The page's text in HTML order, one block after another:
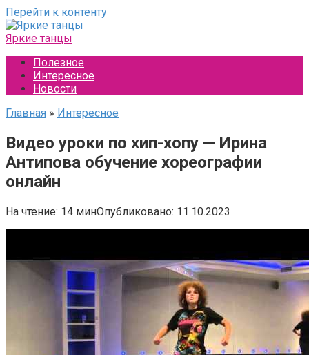
Перейти к контенту
Яркие танцы
Полезное
Интересное
Новости
Главная » Интересное
Видео уроки по хип-хопу — Ирина
Антипова обучение хореографии
онлайн
На чтение: 14 минОпубликовано: 11.10.2023